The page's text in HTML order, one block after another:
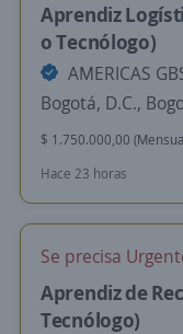
Aprendiz
o Tecnólogo)
AMERICAS
Bogotá, D.C.,
$ 1.750.000,00
Hace 23 horas
Se precisa
Aprendiz de
Tecnólogo)